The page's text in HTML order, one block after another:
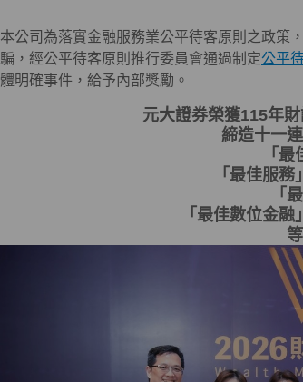
本公司為落實金融服務業公平待客原則之政策
騙，經公平待客原則推行委員會通過制定公平
體明確事件，給予內部獎勵。
元大證券榮獲115年
締造十一
「
「最佳服
「
「最佳數位金